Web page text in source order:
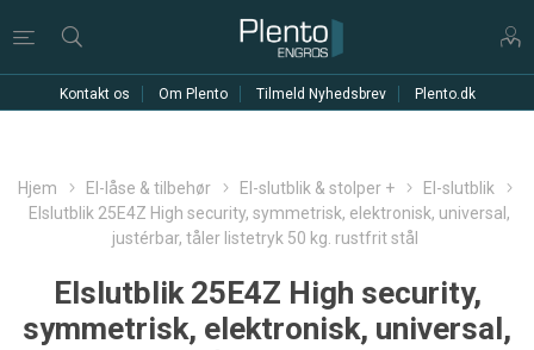
Kontakt os Om Plento Tilmeld Nyhedsbrev Plento.dk
Hjem El-låse & tilbehør El-slutblik & stolper +
El-slutblik
Elslutblik 25E4Z High security, symmetrisk, elektronisk, universal,
justérbar, tåler listetryk 50 kg. rustfrit stål
Elslutblik 25E4Z High security,
symmetrisk, elektronisk, universal,